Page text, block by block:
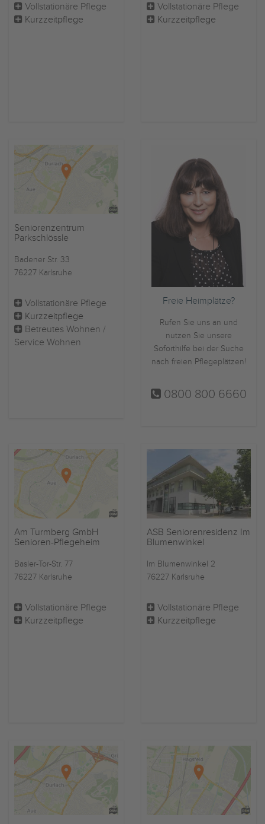
Vollstationäre Pflege
Kurzzeitpflege
Vollstationäre Pflege
Kurzzeitpflege
Seniorenzentrum
Parkschlössle
Badener Str. 33
76227 Karlsruhe
Vollstationäre Pflege
Kurzzeitpflege
Betreutes Wohnen /
Service Wohnen
Freie Heimplätze?
Rufen Sie uns an und
nutzen Sie unsere
Soforthilfe bei der Suche
nach freien Pflegeplätzen!
0800 800 6660
Am Turmberg GmbH
Senioren-Pflegeheim
Basler-Tor-Str. 77
76227 Karlsruhe
Vollstationäre Pflege
Kurzzeitpflege
ASB Seniorenresidenz Im
Blumenwinkel
Im Blumenwinkel 2
76227 Karlsruhe
Vollstationäre Pflege
Kurzzeitpflege